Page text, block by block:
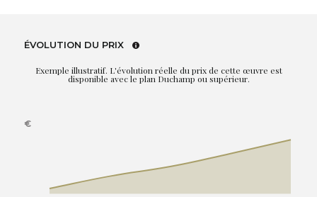
ÉVOLUTION DU PRIX
Exemple illustratif. L'évolution réelle du prix de cette œuvre est
disponible avec le plan Duchamp ou supérieur.